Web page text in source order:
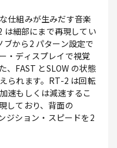
仕組みが生みだす音楽
は細部にまで再現してい
ブから2 パターン設定で
・ディスプレイで視覚
、FAST とSLOW の状態
られます。RT-2 は回転
速もしくは減速するこ
しており、背面の
ジション・スピードを2